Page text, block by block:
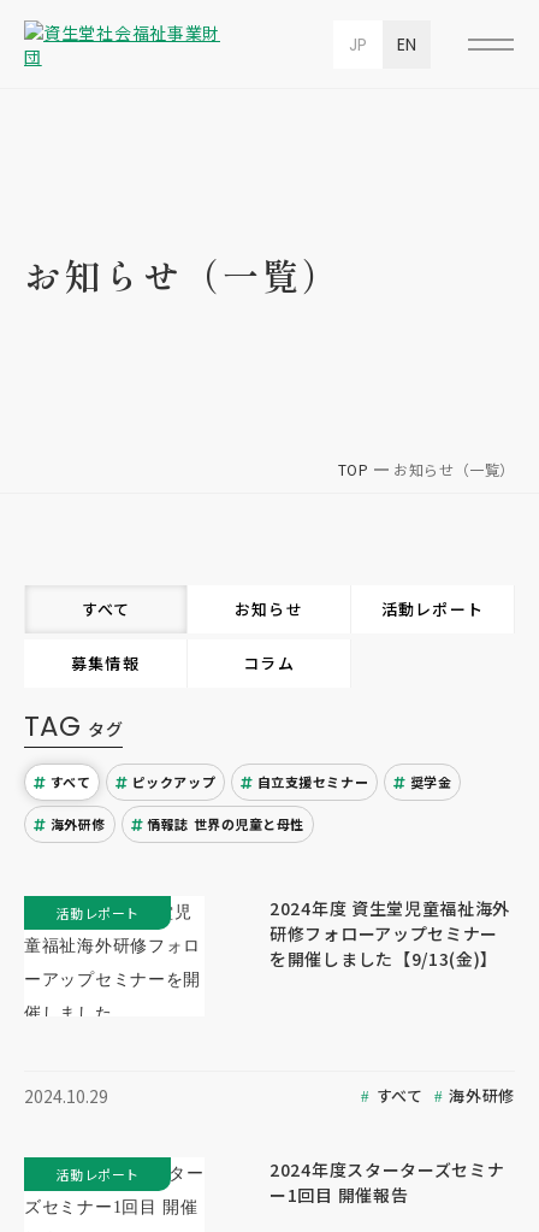
JP EN
お知らせ（一覧）
TOP お知らせ（一覧）
すべて お知らせ 活動レポート
募集情報 コラム
TAG タグ
すべて ピックアップ 自立支援セミナー 奨学金
海外研修 情報誌 世界の児童と母性
2024年度 資生堂児童福祉海外
研修フォローアップセミナー
を開催しました【9/13(金)】
2024.10.29 すべて 海外研修
活動レポート
2024年度スターターズセミナ
ー1回目 開催報告
活動レポート